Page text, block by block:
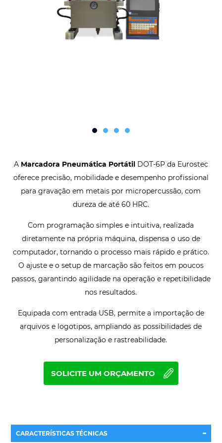
A Marcadora Pneumática PortátilDOT-6P da Eurostec
oferece precisão, mobilidade e desempenho profissional
para gravação em metais por micropercussão, com
dureza de até 60 HRC.
Com programação simples e intuitiva, realizada
diretamente na própria máquina, dispensa o uso de
computador, tornando o processo mais rápido e prático.
O ajuste e o setup de marcação são feitos em poucos
passos, garantindo agilidade na operação e repetibilidade
nos resultados.
Equipada com entrada USB, permite a importação de
arquivos e logotipos, ampliando as possibilidades de
personalização e rastreabilidade.
SOLICITE UM ORÇAMENTO
CARACTERÍSTICAS TÉCNICAS -